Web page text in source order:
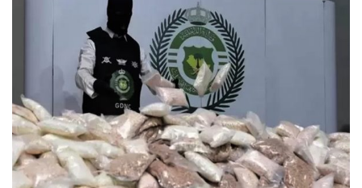
CONTINUE READING